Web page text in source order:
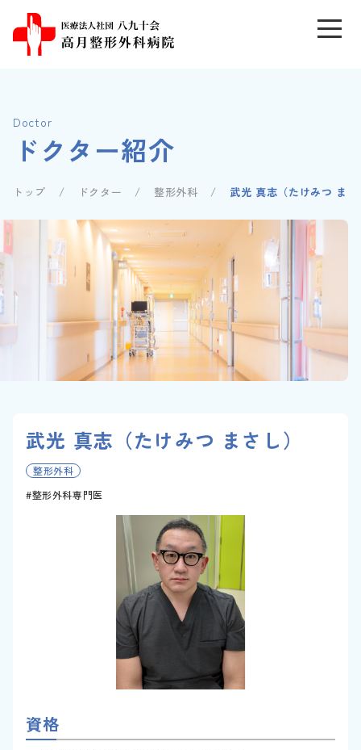
Doctor
ドクター紹介
トップ ドクター 整形外科 武光 真志（たけみつ まさ
武光 真志（たけみつ まさし）
整形外科
整形外科専門医
資格